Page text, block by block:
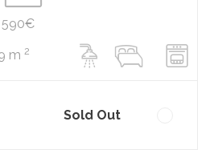
590€
m 2
Sold Out